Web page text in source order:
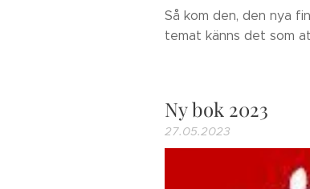
Så kom den, den nya
temat känns det som
Ny bok 2023
27.05.2023